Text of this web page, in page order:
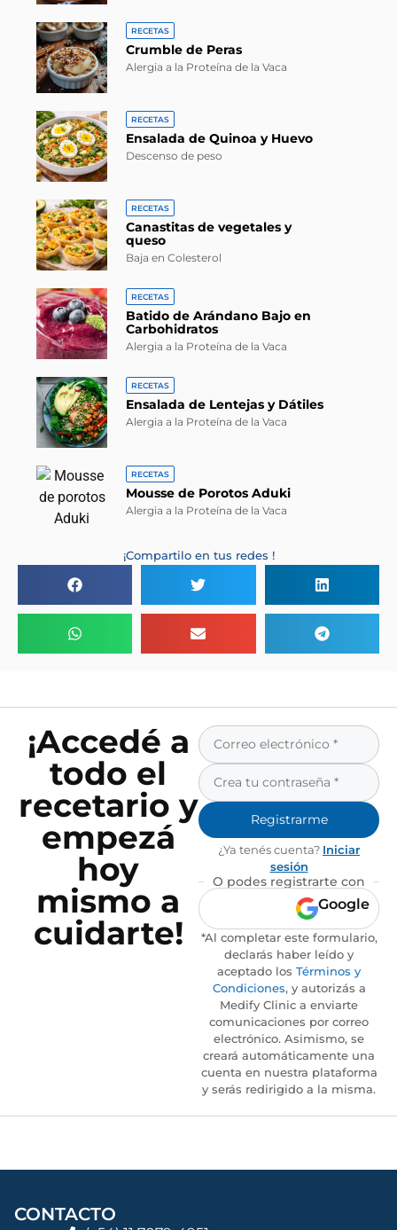
RECETAS
Crumble de Peras
Alergia a la Proteína de la Vaca
RECETAS
Ensalada de Quinoa y Huevo
Descenso de peso
RECETAS
Canastitas de vegetales y
queso
Baja en Colesterol
RECETAS
Batido de Arándano Bajo en
Carbohidratos
Alergia a la Proteína de la Vaca
RECETAS
Ensalada de Lentejas y Dátiles
Alergia a la Proteína de la Vaca
RECETAS
Mousse de Porotos Aduki
Alergia a la Proteína de la Vaca
¡Compartilo en tus redes !
¡Accedé a
todo el
recetario y
empezá
hoy
mismo a
cuidarte!
Registrarme
¿Ya tenés cuenta? Iniciar
sesión
O podes registrarte con
Google
*Al completar este formulario,
declarás haber leído y
aceptado los Términos y
Condiciones, y autorizás a
Medify Clinic a enviarte
comunicaciones por correo
electrónico. Asimismo, se
creará automáticamente una
cuenta en nuestra plataforma
y serás redirigido a la misma.
CONTACTO